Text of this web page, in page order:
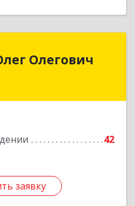
Олегович
42
заявку
заявку